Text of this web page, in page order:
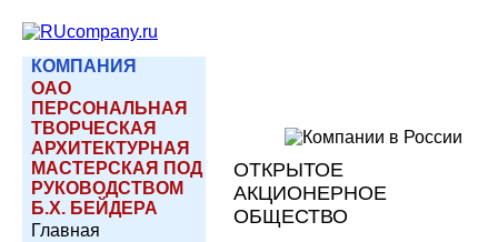
КОМПАНИЯ
ОАО
ПЕРСОНАЛЬНАЯ
ТВОРЧЕСКАЯ
АРХИТЕКТУРНАЯ
МАСТЕРСКАЯ ПОД
РУКОВОДСТВОМ
Б.Х. БЕЙДЕРА
Главная
ОТКРЫТОЕ
АКЦИОНЕРНОЕ
ОБЩЕСТВО